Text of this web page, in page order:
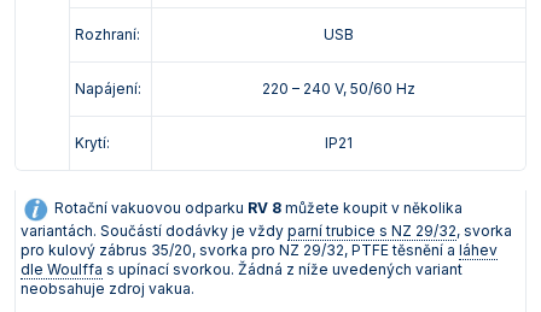
Rozhraní: USB
Napájení: 220 – 240 V, 50/60 Hz
Krytí: IP21
Rotační vakuovou odparku RV 8 můžete koupit v několika
variantách. Součástí dodávky je vždy parní trubice s NZ 29/32, svorka
pro kulový zábrus 35/20, svorka pro NZ 29/32, PTFE těsnění a láhev
dle Woulffa s upínací svorkou. Žádná z níže uvedených variant
neobsahuje zdroj vakua.